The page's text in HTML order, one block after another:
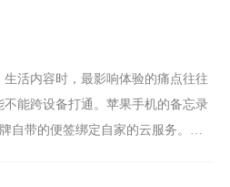
活内容时，最影响体验的痛点往往
能跨设备打通。苹果手机的备忘录
自带的便签绑定自家的云服务。而